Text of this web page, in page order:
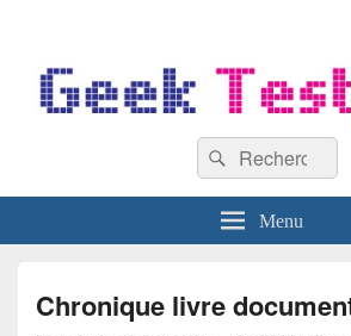
Recherche :
Rechercher
Menu
Chronique livre